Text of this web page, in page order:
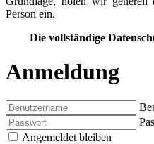
Person ein.
Die vollständige
Anmeldung
Angemeldet bleiben